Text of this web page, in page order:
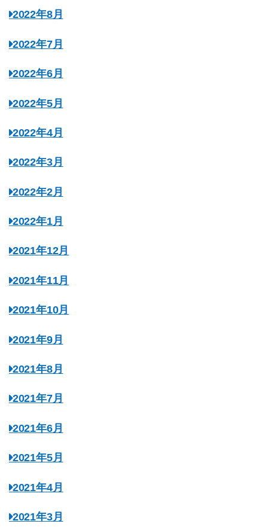
2022年8月
2022年7月
2022年6月
2022年5月
2022年4月
2022年3月
2022年2月
2022年1月
2021年12月
2021年11月
2021年10月
2021年9月
2021年8月
2021年7月
2021年6月
2021年5月
2021年4月
2021年3月